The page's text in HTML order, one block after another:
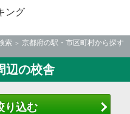
ング
索
京都府の駅・市区町村から探す
辺の校舎
り込む